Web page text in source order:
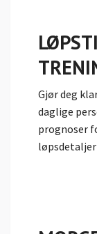
Gjør deg
daglige
prognoser
løpsdetaljer